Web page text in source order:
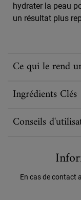
hydrater la peau
un résultat plus
Ce qui le rend
Ingrédients Clés
Conseils
En cas de contact